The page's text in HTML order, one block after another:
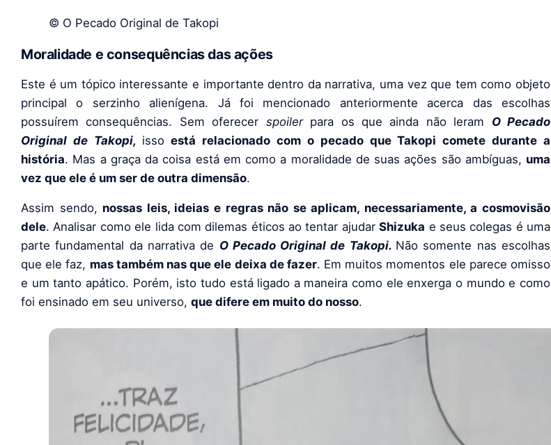
© O Pecado Original de Takopi
Moralidade e consequências das ações
Este é um tópico interessante e importante dentro da narrativa, uma vez que tem como objeto
principal o serzinho alienígena. Já foi mencionado anteriormente acerca das escolhas
possuírem consequências. Sem oferecer spoilerpara os que ainda não leram O Pecado
Original de Takopi, issoestá relacionado com o pecado que Takopi comete durante a
história. Mas a graça da coisa está em como a moralidade de suas ações são ambíguas, uma
vez que ele é um ser de outra dimensão.
Assim sendo, nossas leis, ideias e regras não se aplicam, necessariamente, a cosmovisão
dele. Analisar como ele lida com dilemas éticos ao tentar ajudarShizuka e seus colegas é uma
parte fundamental da narrativa de O Pecado Original de Takopi. Não somente nas escolhas
que ele faz, mas também nas que ele deixa de fazer. Em muitos momentos ele parece omisso
e um tanto apático. Porém, isto tudo está ligado a maneira como ele enxerga o mundo e como
foi ensinado em seu universo, que difere em muito do nosso.